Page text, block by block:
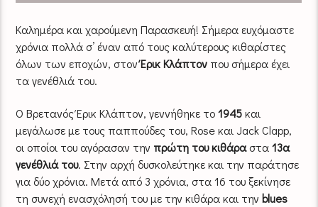
Καλημέρα και χαρούμενη Παρασκευή! Σήμερα ευχόμαστε
χρόνια πολλά σ’ έναν από τους καλύτερους κιθαρίστες
όλων των εποχών, στονΈρικ Κλάπτον που σήμερα έχει
τα γενέθλιά του.
Ο Βρετανός Έρικ Κλάπτον, γεννήθηκε το1945και
μεγάλωσε με τους παππούδες του, Rose και Jack Clapp,
οι οποίοι του αγόρασαν την πρώτη του κιθάραστα13α
γενέθλιά του. Στην αρχή δυσκολεύτηκε και την παράτησε
για δύο χρόνια. Μετά από 3 χρόνια, στα 16 του ξεκίνησε
τη συνεχή ενασχόλησή του με την κιθάρα και τηνblues